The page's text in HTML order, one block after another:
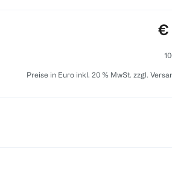
€
Preise in Euro inkl. 20 % MwSt. zzgl.